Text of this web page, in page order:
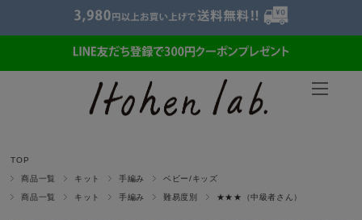
TOP
商品一覧 キット 手編み ベビー/キッズ
商品一覧 キット 手編み 難易度別 ★★★（中級者さん）